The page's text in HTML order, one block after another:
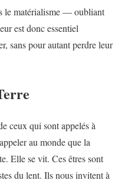
le matérialisme — oubliant
est donc essentiel
sans pour autant perdre leur
ceux qui sont appelés à
au monde que la
Elle se vit. Ces êtres sont
du lent. Ils nous invitent à